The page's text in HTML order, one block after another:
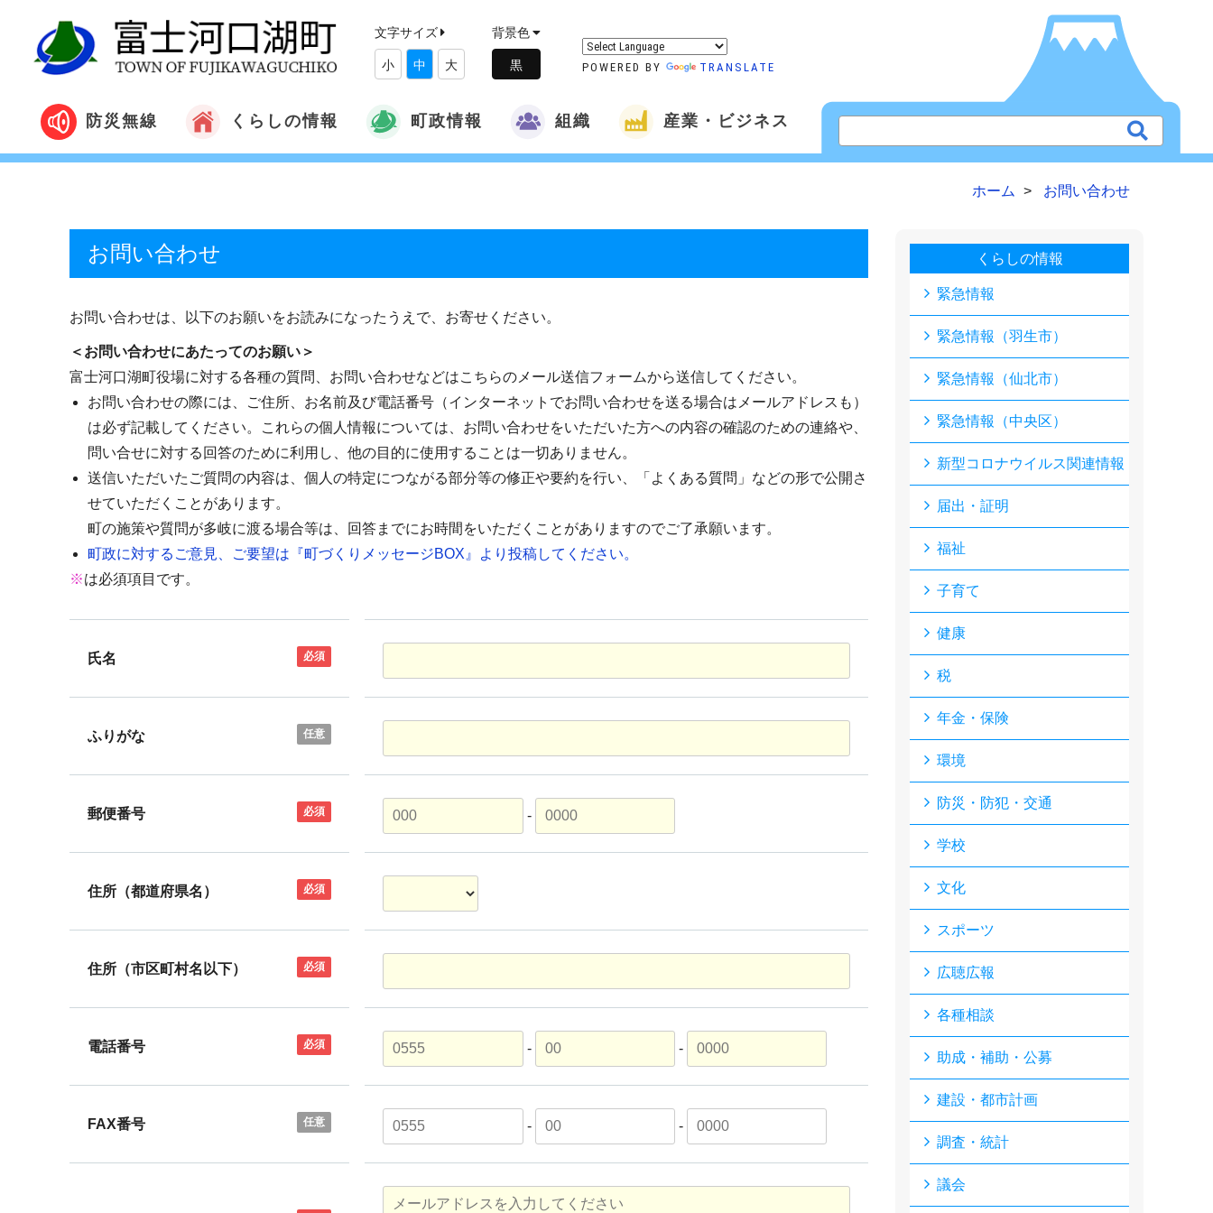
文字サイズ
小 中 大
背景色
POWERED BY TRANSLATE
防災無線 くらしの情報 町政情報 組織 産業・ビジネス
ホーム お問い合わせ
お問い合わせ
お問い合わせは、以下のお願いをお読みになったうえで、お寄せください。
＜お問い合わせにあたってのお願い＞
富士河口湖町役場に対する各種の質問、お問い合わせなどはこちらのメール送信フォームから送信してください。
お問い合わせの際には、ご住所、お名前及び電話番号（インターネットでお問い合わせを送る場合はメールアドレスも）
は必ず記載してください。これらの個人情報については、お問い合わせをいただいた方への内容の確認のための連絡や、
問い合せに対する回答のために利用し、他の目的に使用することは一切ありません。
送信いただいたご質問の内容は、個人の特定につながる部分等の修正や要約を行い、「よくある質問」などの形で公開さ
せていただくことがあります。
町の施策や質問が多岐に渡る場合等は、回答までにお時間をいただくことがありますのでご了承願います。
町政に対するご意見、ご要望は『町づくりメッセージBOX』より投稿してください。
※は必須項目です。
氏名 必須
ふりがな 任意
郵便番号 必須 -
住所（都道府県名） 必須
住所（市区町村名以下） 必須
電話番号 必須 - -
FAX番号 任意 - -
くらしの情報
緊急情報
緊急情報（羽生市）
緊急情報（仙北市）
緊急情報（中央区）
新型コロナウイルス関連情報
届出・証明
福祉
子育て
健康
税
年金・保険
環境
防災・防犯・交通
学校
文化
スポーツ
広聴広報
各種相談
助成・補助・公募
建設・都市計画
調査・統計
議会